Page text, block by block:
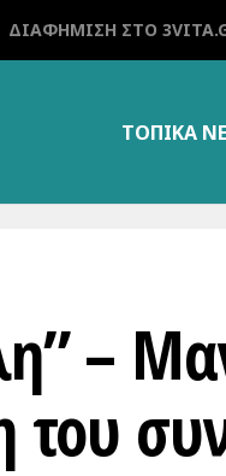
ΔΙΑΦΉΜΙΣΗ ΣΤΟ
ΤΟΠΙΚΑ
–
του